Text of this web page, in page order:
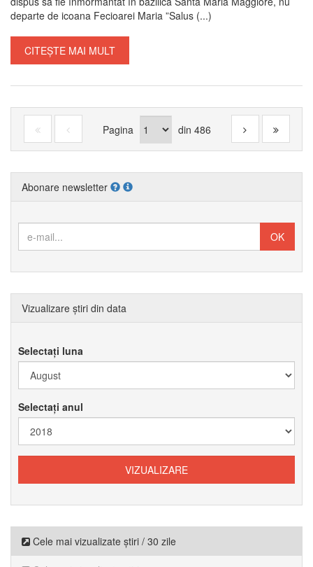
departe de icoana Fecioarei Maria ”Salus (...)
CITEȘTE MAI MULT
Pagina din 486
Abonare newsletter
Vizualizare știri din data
Selectați luna
Selectați anul
Cele mai vizualizate știri / 30 zile